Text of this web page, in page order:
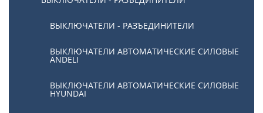
ВЫКЛЮЧАТЕЛИ - РАЗЪЕДИНИТЕЛИ
ВЫКЛЮЧАТЕЛИ АВТОМАТИЧЕСКИЕ СИЛОВЫЕ
ANDELI
ВЫКЛЮЧАТЕЛИ АВТОМАТИЧЕСКИЕ СИЛОВЫЕ
HYUNDAI